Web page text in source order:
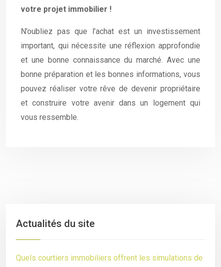
votre projet immobilier !
N’oubliez pas que l’achat est un investissement
important, qui nécessite une réflexion approfondie
et une bonne connaissance du marché. Avec une
bonne préparation et les bonnes informations, vous
pouvez réaliser votre rêve de devenir propriétaire
et construire votre avenir dans un logement qui
vous ressemble.
Actualités du site
Quels courtiers immobiliers offrent les simulations de